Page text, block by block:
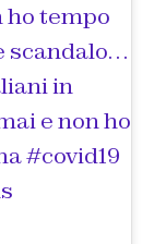
ho tempo
scandalo…
in
e non ho
#covid19